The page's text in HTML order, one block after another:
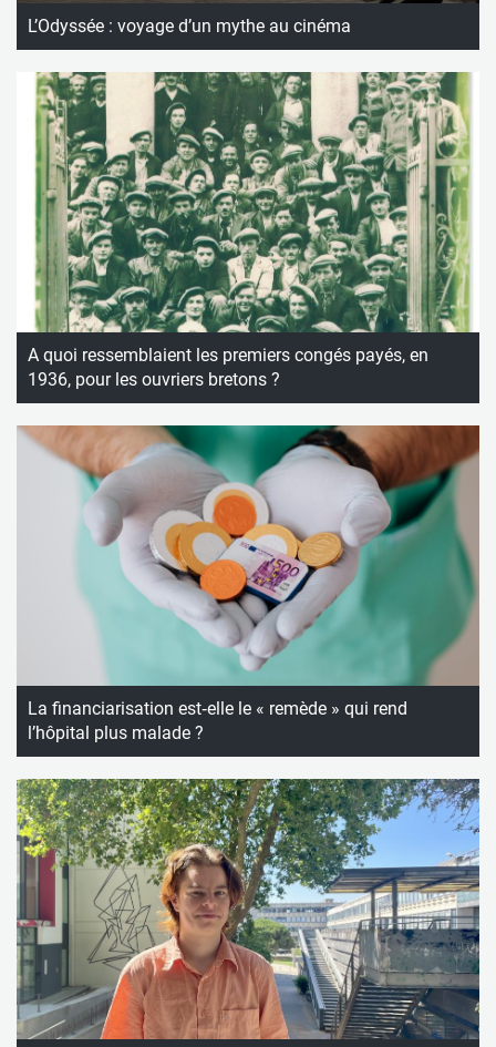
L’Odyssée : voyage d’un mythe au cinéma
A quoi ressemblaient les premiers congés payés, en
1936, pour les ouvriers bretons ?
La financiarisation est‑elle le « remède » qui rend
l’hôpital plus malade ?